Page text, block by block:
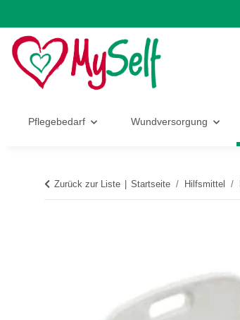
Pflegebedarf Wundversorgung
Zurück zur Liste Startseite Hilfsmittel